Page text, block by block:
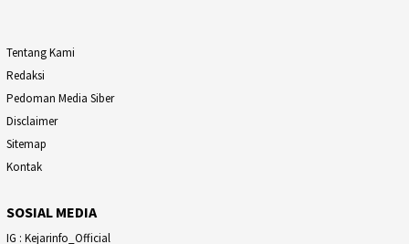
Tentang Kami
Redaksi
Pedoman Media Siber
Disclaimer
Sitemap
Kontak
SOSIAL MEDIA
IG : Kejarinfo_Official